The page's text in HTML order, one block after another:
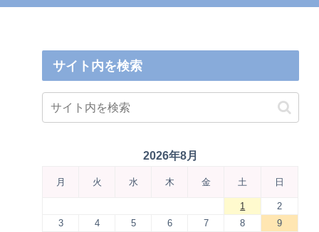
サイト内を検索
2026年8月
月 火 水 木 金 土 日
1
2
3
4 5 6 7 8
9